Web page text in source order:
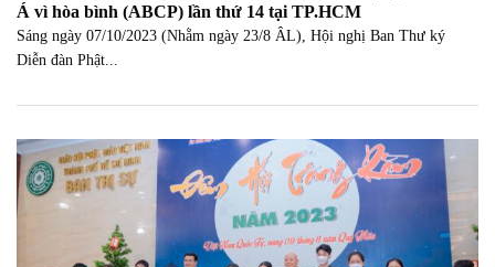
Á vì hòa bình (ABCP) lần thứ 14 tại TP.HCM
Sáng ngày 07/10/2023 (Nhằm ngày 23/8 ÂL), Hội nghị Ban Thư ký
Diễn đàn Phật...